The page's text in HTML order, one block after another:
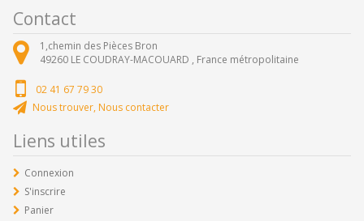
Contact
1,chemin des Pièces Bron
49260 LE COUDRAY-MACOUARD , France métropolitaine
02 41 67 79 30
Nous trouver, Nous contacter
Liens utiles
Connexion
S'inscrire
Panier